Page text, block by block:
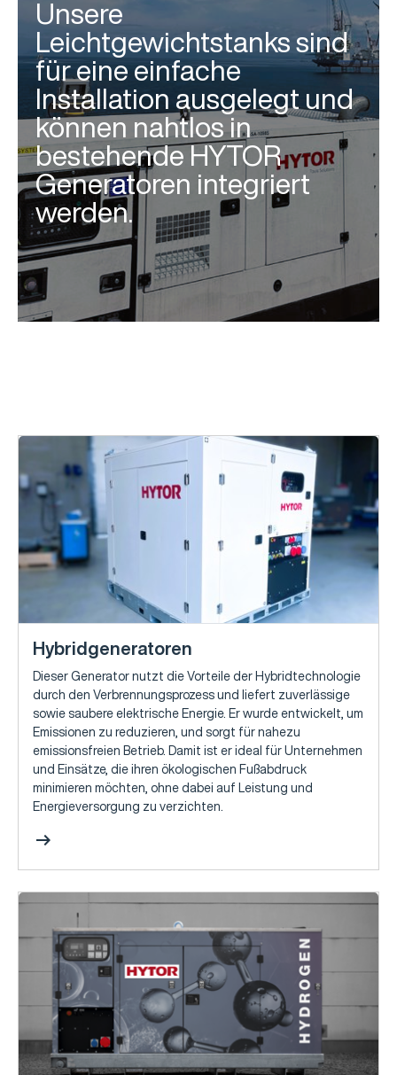
Unsere
Leichtgewichtstanks sind
für eine einfache
Installation ausgelegt und
können nahtlos in
bestehende HYTOR
Generatoren integriert
werden.
Hybridgeneratoren
Dieser Generator nutzt die Vorteile der Hybridtechnologie
durch den Verbrennungsprozess und liefert zuverlässige
sowie saubere elektrische Energie. Er wurde entwickelt, um
Emissionen zu reduzieren, und sorgt für nahezu
emissionsfreien Betrieb. Damit ist er ideal für Unternehmen
und Einsätze, die ihren ökologischen Fußabdruck
minimieren möchten, ohne dabei auf Leistung und
Energieversorgung zu verzichten.
arrow_right_alt